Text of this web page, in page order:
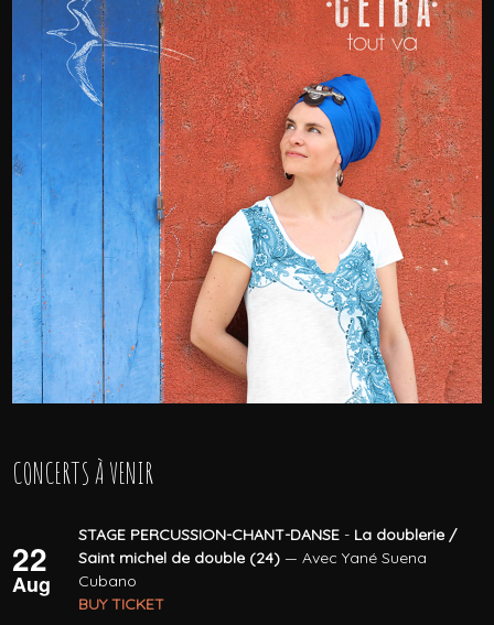
CONCERTS À VENIR
22
Aug
STAGE PERCUSSION-CHANT-DANSE - La doublerie /
Saint michel de double (24) — Avec Yané Suena
Cubano
BUY TICKET